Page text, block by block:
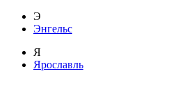
Э
Энгельс
Я
Ярославль